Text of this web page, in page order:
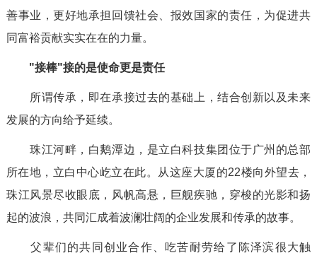
善事业，更好地承担回馈社会、报效国家的责任，为促进共
同富裕贡献实实在在的力量。
"接棒"接的是使命更是责任
所谓传承，即在承接过去的基础上，结合创新以及未来
发展的方向给予延续。
珠江河畔，白鹅潭边，是立白科技集团位于广州的总部
所在地，立白中心屹立在此。从这座大厦的22楼向外望去，
珠江风景尽收眼底，风帆高悬，巨舰疾驰，穿梭的光影和扬
起的波浪，共同汇成着波澜壮阔的企业发展和传承的故事。
父辈们的共同创业合作、吃苦耐劳给了陈泽滨很大触